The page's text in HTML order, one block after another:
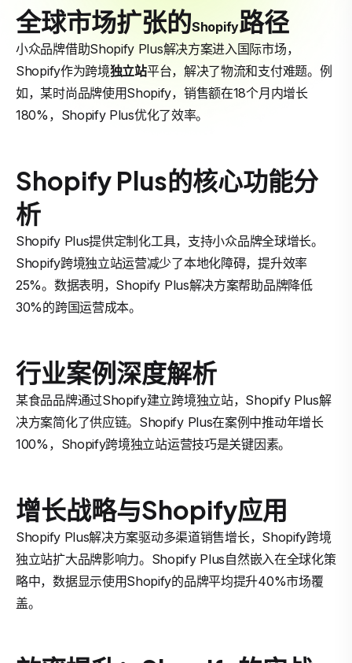
全球市场扩张的Shopify路径
小众品牌借助Shopify Plus解决方案进入国际市场，
Shopify作为跨境独立站平台，解决了物流和支付难题。例
如，某时尚品牌使用Shopify，销售额在18个月内增长
180%，Shopify Plus优化了效率。
Shopify Plus的核心功能分
析
Shopify Plus提供定制化工具，支持小众品牌全球增长。
Shopify跨境独立站运营减少了本地化障碍，提升效率
25%。数据表明，Shopify Plus解决方案帮助品牌降低
30%的跨国运营成本。
行业案例深度解析
某食品品牌通过Shopify建立跨境独立站，Shopify Plus解
决方案简化了供应链。Shopify Plus在案例中推动年增长
100%，Shopify跨境独立站运营技巧是关键因素。
增长战略与Shopify应用
Shopify Plus解决方案驱动多渠道销售增长，Shopify跨境
独立站扩大品牌影响力。Shopify Plus自然嵌入在全球化策
略中，数据显示使用Shopify的品牌平均提升40%市场覆
盖。